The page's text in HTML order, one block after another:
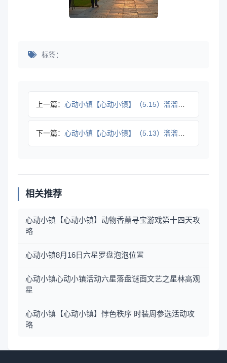
标签：
上一篇： 心动小镇【心动小镇】（5.15）溜溜橡木&无暇萤石
下一篇： 心动小镇【心动小镇】（5.13）溜溜橡木&无暇萤石
相关推荐
心动小镇【心动小镇】动物香薰寻宝游戏第十四天攻
略
心动小镇8月16日六星罗盘泡泡位置
心动小镇心动小镇活动六星落盘谜面文艺之星林高观
星
心动小镇【心动小镇】悖色秩序 时装周参选活动攻
略